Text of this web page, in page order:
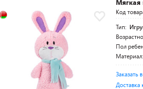
Мягкая
Код
Тип:
Пол
Материал:
Заказать
Доставка